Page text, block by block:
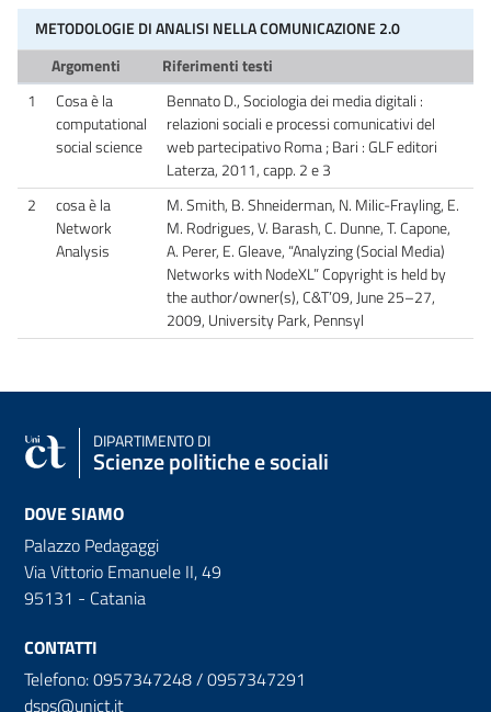
METODOLOGIE DI ANALISI NELLA COMUNICAZIONE 2.0
Argomenti
Riferimenti testi
1
Cosa è la
computational
social science
Bennato D., Sociologia dei media digitali :
relazioni sociali e processi comunicativi del
web partecipativo Roma ; Bari : GLF editori
Laterza, 2011, capp. 2 e 3
2
cosa è la
Network
Analysis
M. Smith, B. Shneiderman, N. Milic-Frayling, E.
M. Rodrigues, V. Barash, C. Dunne, T. Capone,
A. Perer, E. Gleave, “Analyzing (Social Media)
Networks with NodeXL” Copyright is held by
the author/owner(s), C&T’09, June 25–27,
2009, University Park, Pennsyl
DIPARTIMENTO DI
Scienze politiche e sociali
DOVE SIAMO
Palazzo Pedagaggi
Via Vittorio Emanuele II, 49
95131 - Catania
CONTATTI
Telefono: 0957347248 / 0957347291
dsps@unict.it